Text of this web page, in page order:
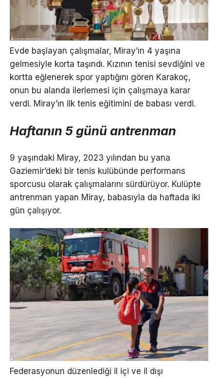
Evde başlayan çalışmalar, Miray’ın 4 yaşına
gelmesiyle korta taşındı. Kızının tenisi sevdiğini ve
kortta eğlenerek spor yaptığını gören Karakoç,
onun bu alanda ilerlemesi için çalışmaya karar
verdi. Miray’ın ilk tenis eğitimini de babası verdi.
Haftanın 5 günü antrenman
9 yaşındaki Miray, 2023 yılından bu yana
Gaziemir’deki bir tenis kulübünde performans
sporcusu olarak çalışmalarını sürdürüyor. Kulüpte
antrenman yapan Miray, babasıyla da haftada iki
gün çalışıyor.
Federasyonun düzenlediği il içi ve il dışı